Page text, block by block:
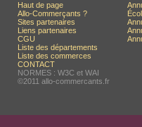
Haut de page
Allo-Commerçants ?
Sites partenaires
Liens partenaires
CGU
Liste des départements
Liste des commerces
CONTACT
NORMES : W3C et WAI
©2011 allo-commercants.fr